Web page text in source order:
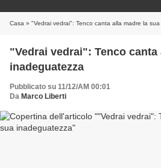
Casa » "Vedrai vedrai": Tenco canta alla madre la
"Vedrai vedrai": Tenco canta
inadeguatezza
Pubblicato su 11/12/AM 00:01
Da Marco Liberti